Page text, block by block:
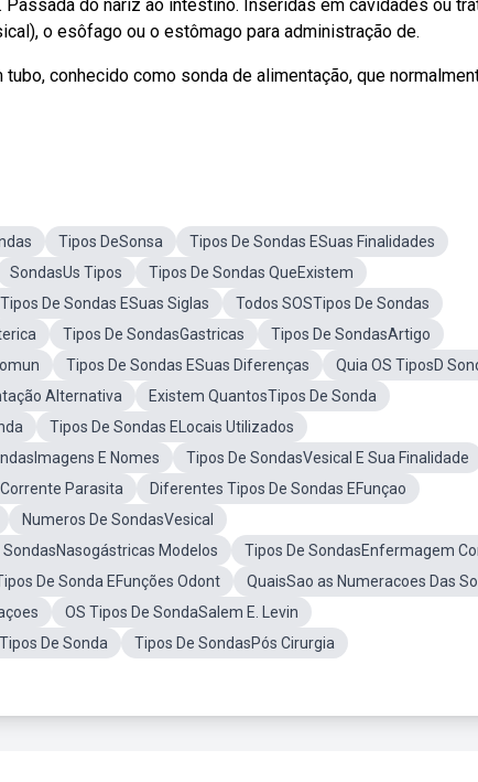
do nariz ao intestino. Inseridas em cavidades ou
o esôfago ou o estômago para administração de.
conhecido como sonda de alimentação, que
Tipos DeSonsa
Tipos De Sondas ESuas Finalidades
SondasUs Tipos
Tipos De Sondas QueExistem
Tipos De Sondas ESuas Siglas
Todos SOSTipos De Sondas
Tipos De SondasGastricas
Tipos De SondasArtigo
Tipos De Sondas ESuas Diferenças
Quia OS TiposD
Alternativa
Existem QuantosTipos De Sonda
Tipos De Sondas ELocais Utilizados
E Nomes
Tipos De SondasVesical E Sua Finalidade
Parasita
Diferentes Tipos De Sondas EFunçao
Numeros De SondasVesical
SondasNasogástricas Modelos
Tipos De SondasEnfermagem
De Sonda EFunções Odont
QuaisSao as Numeracoes Das
OS Tipos De SondaSalem E. Levin
De Sonda
Tipos De SondasPós Cirurgia